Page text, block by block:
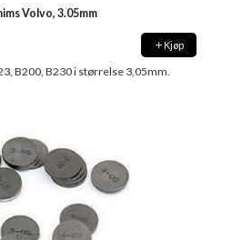
Volvo, 3.05mm
Kjøp
B200, B230 i størrelse 3,05mm.